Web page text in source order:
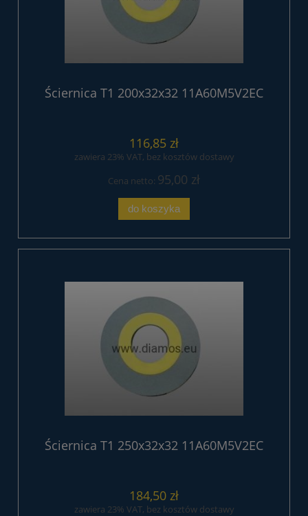
Ściernica T1 200x32x32 11A60M5V2EC
116,85 zł
zawiera 23% VAT, bez kosztów dostawy
Cena netto: 95,00 zł
do koszyka
Ściernica T1 250x32x32 11A60M5V2EC
184,50 zł
zawiera 23% VAT, bez kosztów dostawy